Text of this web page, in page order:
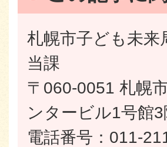
札幌市子ども未来
当課
〒060-0051 札幌
ンタービル1号館3
電話番号：011-